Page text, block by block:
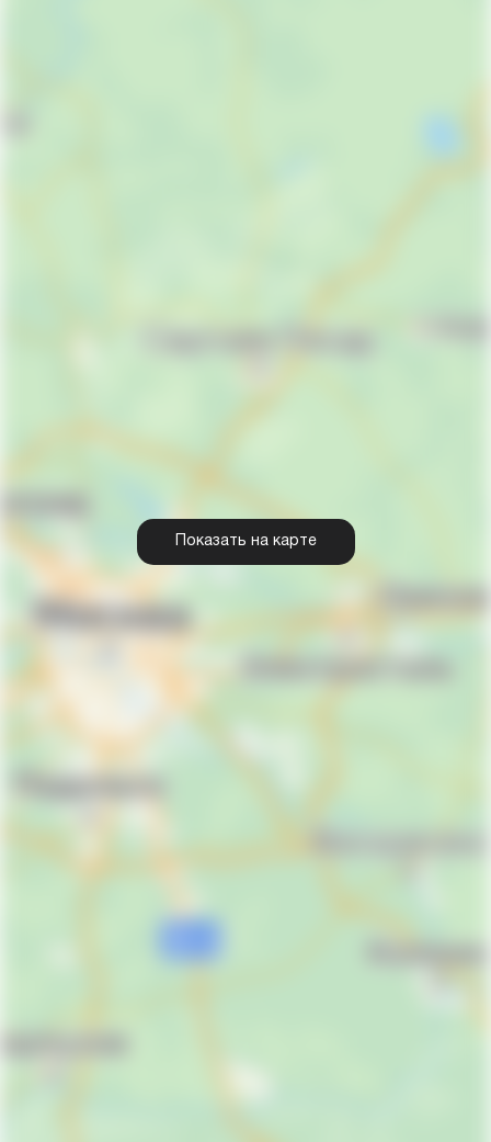
Показать на карте